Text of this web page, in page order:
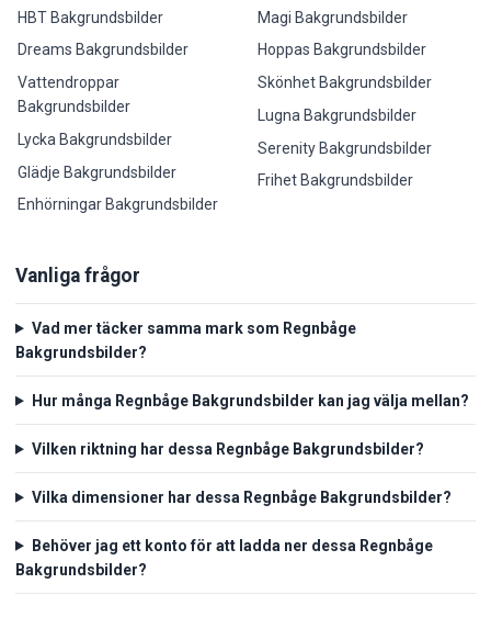
HBT Bakgrundsbilder
Dreams Bakgrundsbilder
Vattendroppar
Bakgrundsbilder
Lycka Bakgrundsbilder
Glädje Bakgrundsbilder
Enhörningar Bakgrundsbilder
Magi Bakgrundsbilder
Hoppas Bakgrundsbilder
Skönhet Bakgrundsbilder
Lugna Bakgrundsbilder
Serenity Bakgrundsbilder
Frihet Bakgrundsbilder
Vanliga frågor
Vad mer täcker samma mark som Regnbåge
Bakgrundsbilder?
Hur många Regnbåge Bakgrundsbilder kan jag välja mellan?
Vilken riktning har dessa Regnbåge Bakgrundsbilder?
Vilka dimensioner har dessa Regnbåge Bakgrundsbilder?
Behöver jag ett konto för att ladda ner dessa Regnbåge
Bakgrundsbilder?